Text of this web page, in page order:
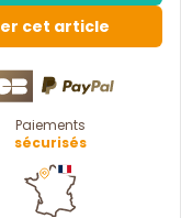
cet article
Paiements
sécurisés